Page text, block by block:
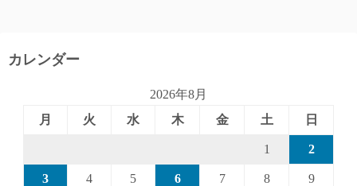
カレンダー
2026年8月
月
火 水 木 金 土 日
1 2
3 4 5 6 7 8 9